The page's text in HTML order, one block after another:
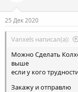
25 Дек 2020
Vanxels написал(а):
Можно Сделать
выше
если у кого
Закажу и отправлю